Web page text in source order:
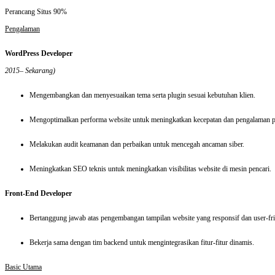
Perancang Situs 90%
Pengalaman
WordPress Developer
2015– Sekarang)
Mengembangkan dan menyesuaikan tema serta plugin sesuai kebutuhan klien.
Mengoptimalkan performa website untuk meningkatkan kecepatan dan pengalaman
Melakukan audit keamanan dan perbaikan untuk mencegah ancaman siber.
Meningkatkan SEO teknis untuk meningkatkan visibilitas website di mesin pencari.
Front-End Developer
Bertanggung jawab atas pengembangan tampilan website yang responsif dan user-
Bekerja sama dengan tim backend untuk mengintegrasikan fitur-fitur dinamis.
Basic Utama